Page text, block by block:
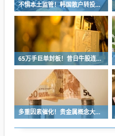
不惧本土监管！韩国散户转投美国高倍杠杆ETF 分析师：更大风险酝酿中
65万手巨单封板！昔日牛股连续2日跌停！发生了什么？
多重因素催化！贵金属概念大涨 高盛重申坚定看多